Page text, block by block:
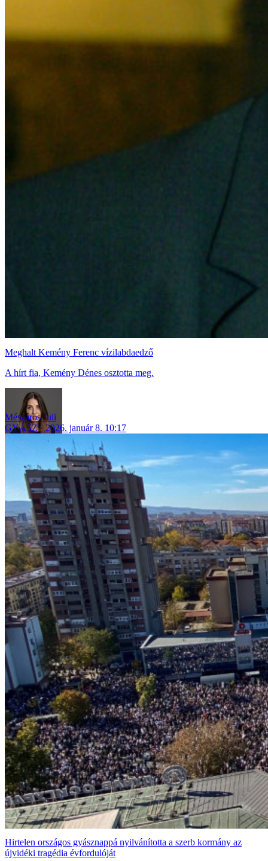
Meghalt Kemény Ferenc vízilabdaedző
A hírt fia, Kemény Dénes osztotta meg.
Mészáros Juli
GYÁSZ
2026. január 8. 10:17
Hirtelen országos gyásznappá nyilvánította a szerb kormány az
újvidéki tragédia évfordulóját